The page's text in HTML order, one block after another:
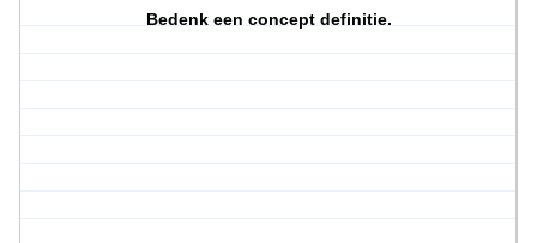
Bedenk een concept definitie.